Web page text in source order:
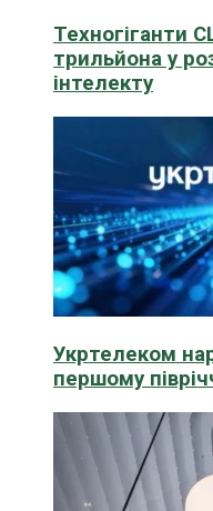
Техногіганти
трильйона у
інтелекту
Укртелеком
першому